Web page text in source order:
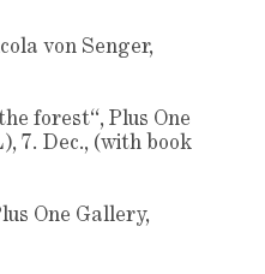
von Senger,
forest“, Plus One
7. Dec., (with book
One Gallery,